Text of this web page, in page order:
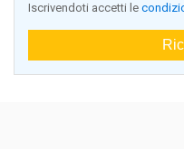
Iscrivendoti accetti le